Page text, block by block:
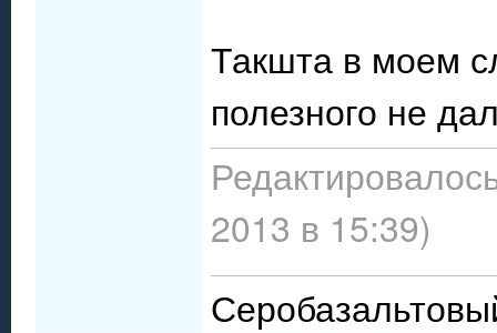
Такшта в моем
полезного не
2013 в 15:39)